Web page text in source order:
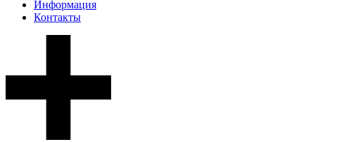
Информация
Контакты